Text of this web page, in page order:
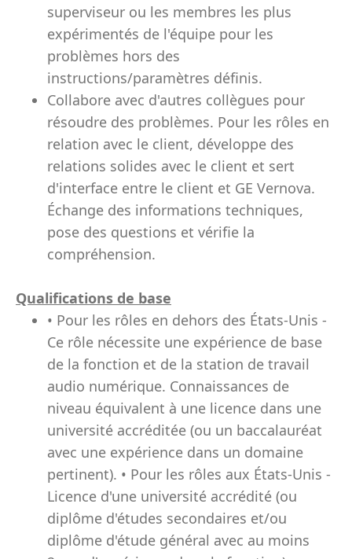
superviseur ou les membres les plus
expérimentés de l'équipe pour les
problèmes hors des
instructions/paramètres définis.
Collabore avec d'autres collègues pour
résoudre des problèmes. Pour les rôles en
relation avec le client, développe des
relations solides avec le client et sert
d'interface entre le client et GE Vernova.
Échange des informations techniques,
pose des questions et vérifie la
compréhension.
Qualifications de base
• Pour les rôles en dehors des États-Unis -
Ce rôle nécessite une expérience de base
de la fonction et de la station de travail
audio numérique. Connaissances de
niveau équivalent à une licence dans une
université accréditée (ou un baccalauréat
avec une expérience dans un domaine
pertinent). • Pour les rôles aux États-Unis -
Licence d'une université accrédité (ou
diplôme d'études secondaires et/ou
diplôme d'étude général avec au moins